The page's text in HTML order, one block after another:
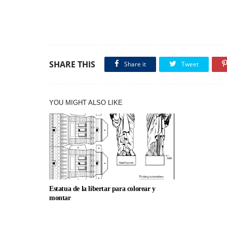
SHARE THIS Share it Tweet
YOU MIGHT ALSO LIKE
Estatua de la libertar para colorear y
montar